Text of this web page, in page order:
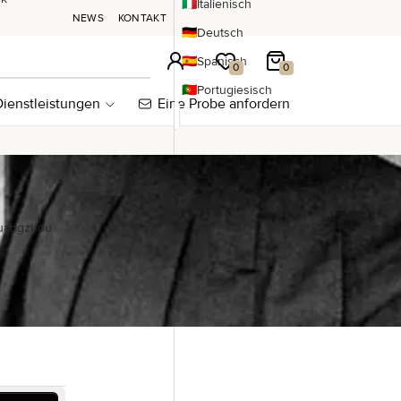
NEWS KONTAKT
Italienisch
🇩🇪Deutsch
🇪🇸Spanisch
🇵🇹Portugiesisch
Anmeldung
0
Meine Wunschliste
0
Mein Warenkorb
Eine Probe anfordern